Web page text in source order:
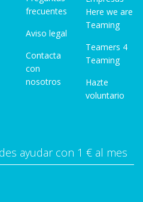
frecuentes
Aviso legal
Contacta
con
nosotros
Here we are
Teaming
Teamers 4
Teaming
Hazte
voluntario
ayudar con 1 € al mes